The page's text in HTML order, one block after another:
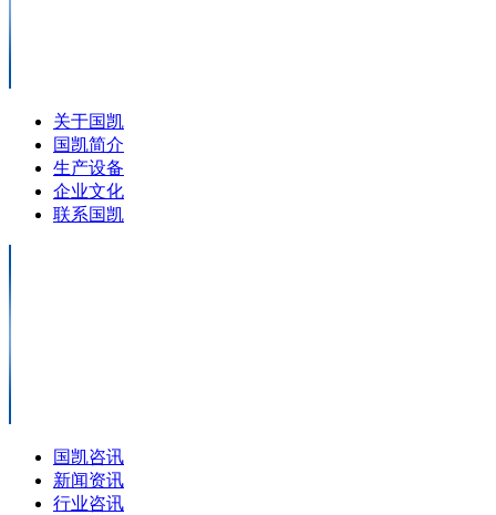
关于国凯
国凯简介
生产设备
企业文化
联系国凯
国凯咨讯
新闻资讯
行业咨讯